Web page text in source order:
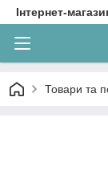
Інтернет-
Товари та